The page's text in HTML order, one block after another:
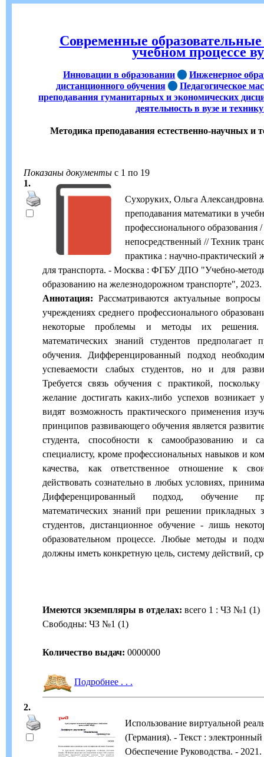
Современные
учебном процессе
Инновации в образовании
Инженерное
дистанционного обучения
Педагогическое
преподавания гуманитарных и экономических
деятельность в вузе и
Методика преподавания естественно-научных и
Показаны документы с 1 по 19
1.
Сухоруких, Ольга
преподавания математики в
профессионального
непосредственный // Техник
практика : научно-практический
для транспорта. - Москва : ФГБУ ДПО "Учебно-
образованию на железнодорожном транспорте",
Аннотация: Рассматриваются актуальные
учреждениях среднего профессионального
некоторые проблемы и методы их решения.
математических знаний студентов предполагает
обучения. Дифференцированный подход
успеваемости слабых студентов, но и для
Требуется связь обучения с практикой,
желание достигать каких-либо успехов возникает
видят возможность практического применения
принципов развивающего обучения является
студента, способности к самообразованию и
специалисту, кроме профессиональных навыков и
качества, как ответственное отношение к
действовать сознательно в любых условиях,
Дифференцированный подход, обучение
математических знаний при решении прикладных
студентов, дистанционное обучение - лишь
образовательном процессе. Любые методы и
должны иметь конкретную цель, систему действий,
Имеются экземпляры в отделах: всего 1 : ЧЗ №1 (1)
Свободны: ЧЗ №1 (1)
Количество выдач: 0000000
Подробнее . . .
2.
Использование виртуальной
(Германия). - Текст :
Обеспечение Руководства. -